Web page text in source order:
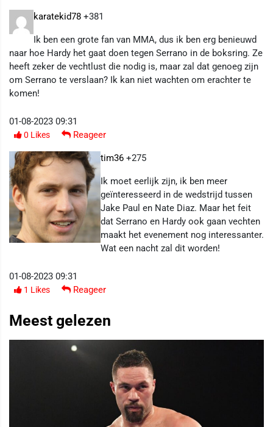
karatekid78 +381
Ik ben een grote fan van MMA, dus ik ben erg benieuwd
naar hoe Hardy het gaat doen tegen Serrano in de boksring. Ze
heeft zeker de vechtlust die nodig is, maar zal dat genoeg zijn
om Serrano te verslaan? Ik kan niet wachten om erachter te
komen!
01-08-2023 09:31
0 Likes Reageer
tim36 +275
Ik moet eerlijk zijn, ik ben meer
geïnteresseerd in de wedstrijd tussen
Jake Paul en Nate Diaz. Maar het feit
dat Serrano en Hardy ook gaan vechten
maakt het evenement nog interessanter.
Wat een nacht zal dit worden!
01-08-2023 09:31
1 Likes Reageer
Meest gelezen